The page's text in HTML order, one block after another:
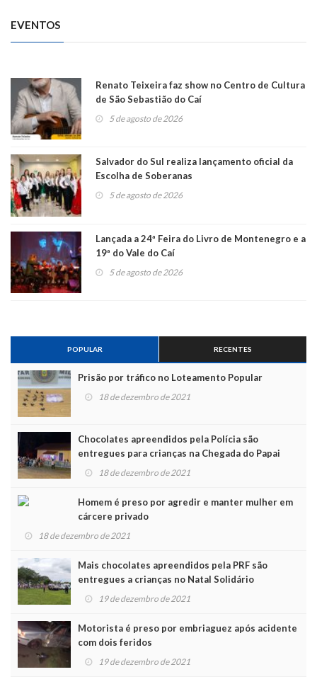
EVENTOS
Renato Teixeira faz show no Centro de Cultura
de São Sebastião do Caí
5 de agosto de 2026
Salvador do Sul realiza lançamento oficial da
Escolha de Soberanas
5 de agosto de 2026
Lançada a 24ª Feira do Livro de Montenegro e a
19ª do Vale do Caí
5 de agosto de 2026
POPULAR RECENTES
Prisão por tráfico no Loteamento Popular
18 de dezembro de 2021
Chocolates apreendidos pela Polícia são
entregues para crianças na Chegada do Papai
Noel
18 de dezembro de 2021
Homem é preso por agredir e manter mulher em
cárcere privado
18 de dezembro de 2021
Mais chocolates apreendidos pela PRF são
entregues a crianças no Natal Solidário
19 de dezembro de 2021
Motorista é preso por embriaguez após acidente
com dois feridos
19 de dezembro de 2021